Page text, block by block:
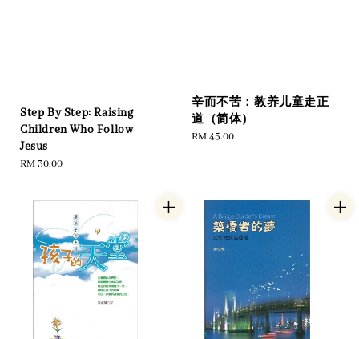
Step By Step: Raising
Children Who Follow
Jesus
Regular
RM 30.00
辛而不苦：教养儿童走正
道（简体）
Regular
RM 45.00